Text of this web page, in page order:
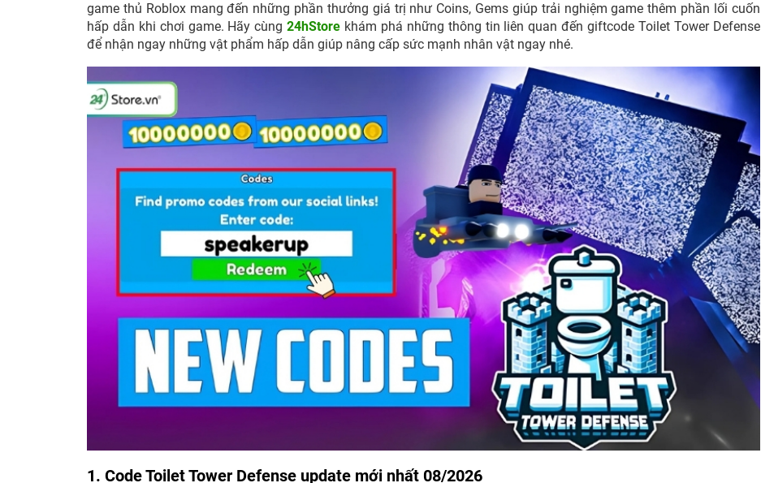
game thủ Roblox mang đến những phần thưởng giá trị như Coins, Gems giúp trải nghiệm game thêm phần lối cuốn
hấp dẫn khi chơi game. Hãy cùng24hStore khám phá những thông tin liên quan đến giftcode Toilet Tower Defense
để nhận ngay những vật phẩm hấp dẫn giúp nâng cấp sức mạnh nhân vật ngay nhé.
1. Code Toilet Tower Defense update mới nhất 08/2026